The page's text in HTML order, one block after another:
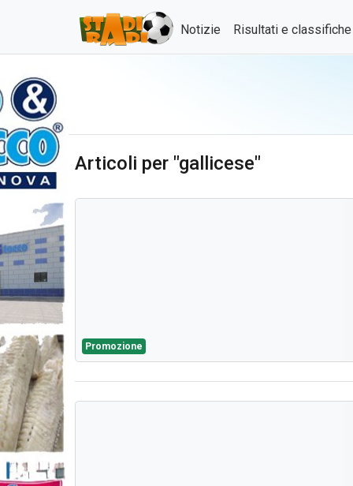
Notizie Risultati e classifiche
Articoli per "gallicese"
Promozione